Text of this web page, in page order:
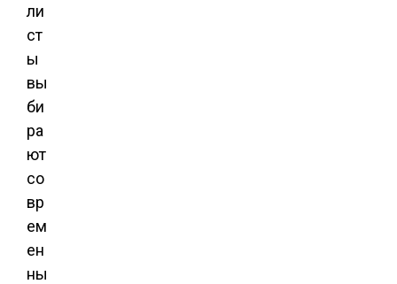
ли
ст
ы
вы
би
ра
ют
со
вр
ем
ен
ны